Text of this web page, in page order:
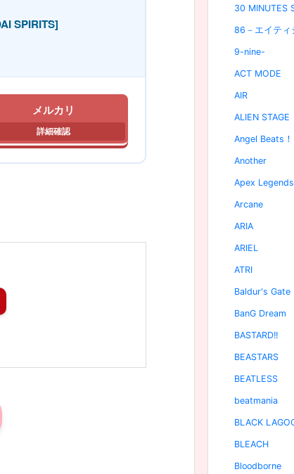
SPIRITS]
メルカリ
30 MINUTES
86－エイティ
9-nine-
ACT MODE
AIR
ALIEN STAGE
Angel Beats！
Another
Apex Legends
Arcane
ARIA
ARIEL
ATRI
Baldur's Gate
BanG Dream
BASTARD!!
BEASTARS
BEATLESS
beatmania
BLACK
BLEACH
Bloodborne